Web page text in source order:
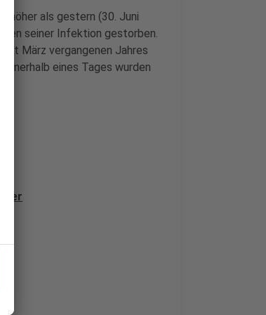
höher als gestern (30. Juni
seiner Infektion gestorben.
März vergangenen Jahres
eines Tages wurden